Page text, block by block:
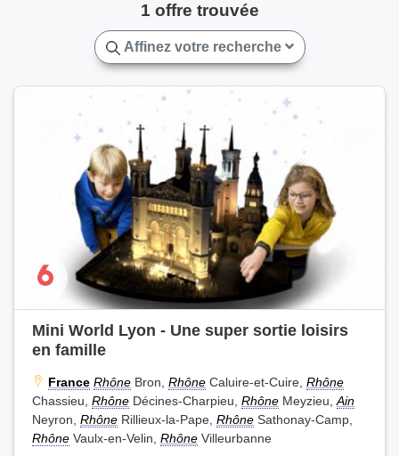
1 offre trouvée
Affinez votre recherche
Mini World Lyon - Une super sortie loisirs
en famille
France Rhône Bron, Rhône Caluire-et-Cuire, Rhône
Chassieu, Rhône Décines-Charpieu, Rhône Meyzieu, Ain
Neyron, Rhône Rillieux-la-Pape, Rhône Sathonay-Camp,
Rhône Vaulx-en-Velin, Rhône Villeurbanne